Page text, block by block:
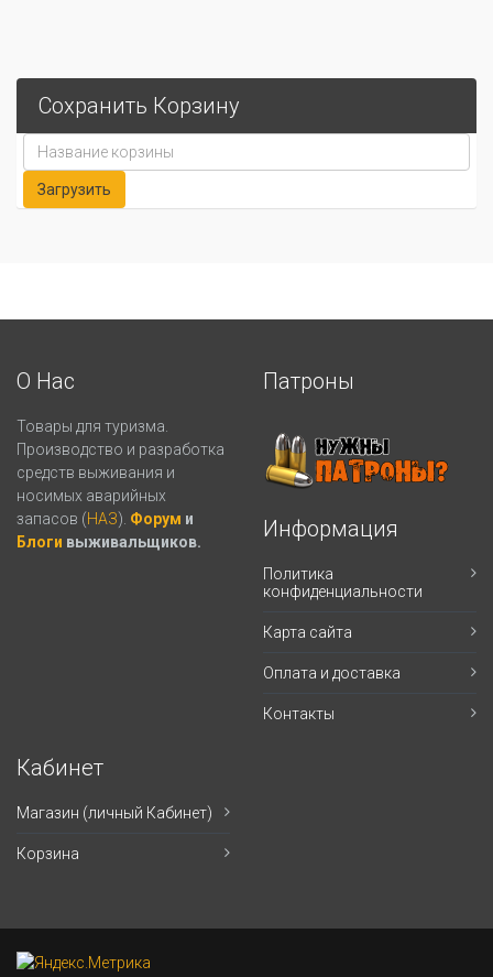
Сохранить Корзину
О Нас
Товары для туризма.
Производство и разработка
средств выживания и
носимых аварийных
запасов (НАЗ). Форум и
Блоги выживальщиков.
Патроны
Информация
Политика
конфиденциальности
Карта сайта
Оплата и доставка
Контакты
Кабинет
Магазин (личный Кабинет)
Корзина